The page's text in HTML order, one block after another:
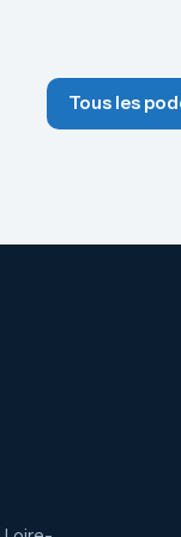
Tous les